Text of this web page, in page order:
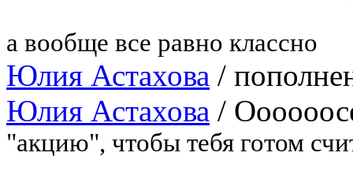
а вообще все равно классно
Юлия Астахова /
Юлия Астахова /
"акцию", чтобы тебя готом